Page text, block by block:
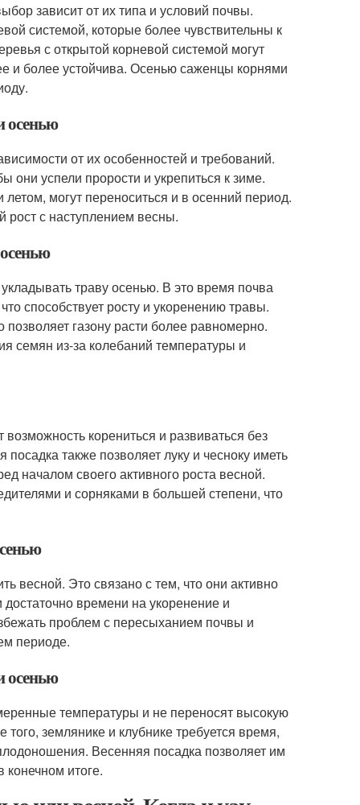
зависит от их типа и условий почвы.
системой, которые более чувствительны к
с открытой корневой системой могут
и более устойчива. Осенью саженцы корнями
осенью
от их особенностей и требований.
успели прорости и укрепиться к зиме.
могут переноситься и в осенний период.
рост с наступлением весны.
траву осенью. В это время почва
способствует росту и укоренению травы.
газону расти более равномерно.
семян из-за колебаний температуры и
корениться и развиваться без
также позволяет луку и чесноку иметь
началом своего активного роста весной.
и сорняками в большей степени, что
весной. Это связано с тем, что они активно
времени на укоренение и
проблем с пересыханием почвы и
периоде.
осенью
температуры и не переносят высокую
землянике и клубнике требуется время,
Весенняя посадка позволяет им
итоге.